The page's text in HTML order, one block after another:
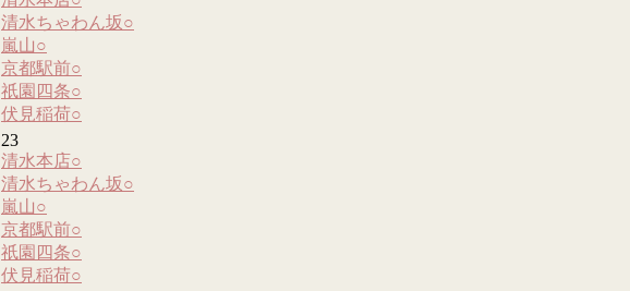
清水ちゃわん坂○
嵐山○
京都駅前○
祇園四条○
伏見稲荷○
23
清水本店○
清水ちゃわん坂○
嵐山○
京都駅前○
祇園四条○
伏見稲荷○